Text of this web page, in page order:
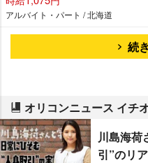
アルバイト・パート / 北海道
続
オリコンニュース イチ
川島海荷
引”のリ